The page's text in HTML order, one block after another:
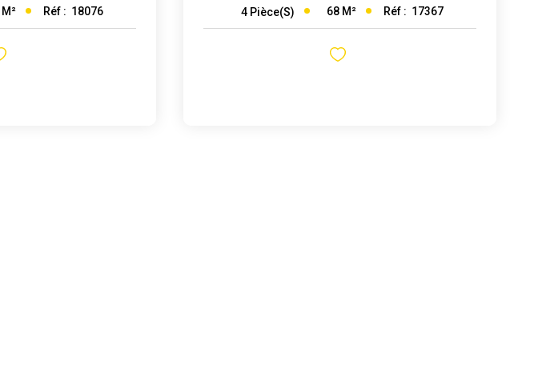
M² Réf : 18076 4 Pièce(s) 68 M² Réf : 17367